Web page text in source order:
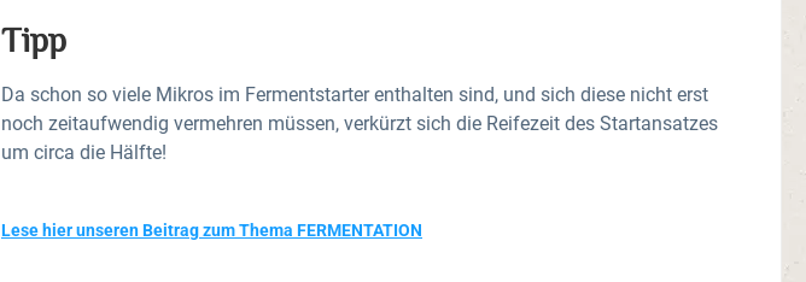
Tipp
Da schon so viele Mikros im Fermentstarter enthalten sind, und sich diese nicht erst
noch zeitaufwendig vermehren müssen, verkürzt sich die Reifezeit des Startansatzes
um circa die Hälfte!
Lese hier unseren Beitrag zum Thema FERMENTATION